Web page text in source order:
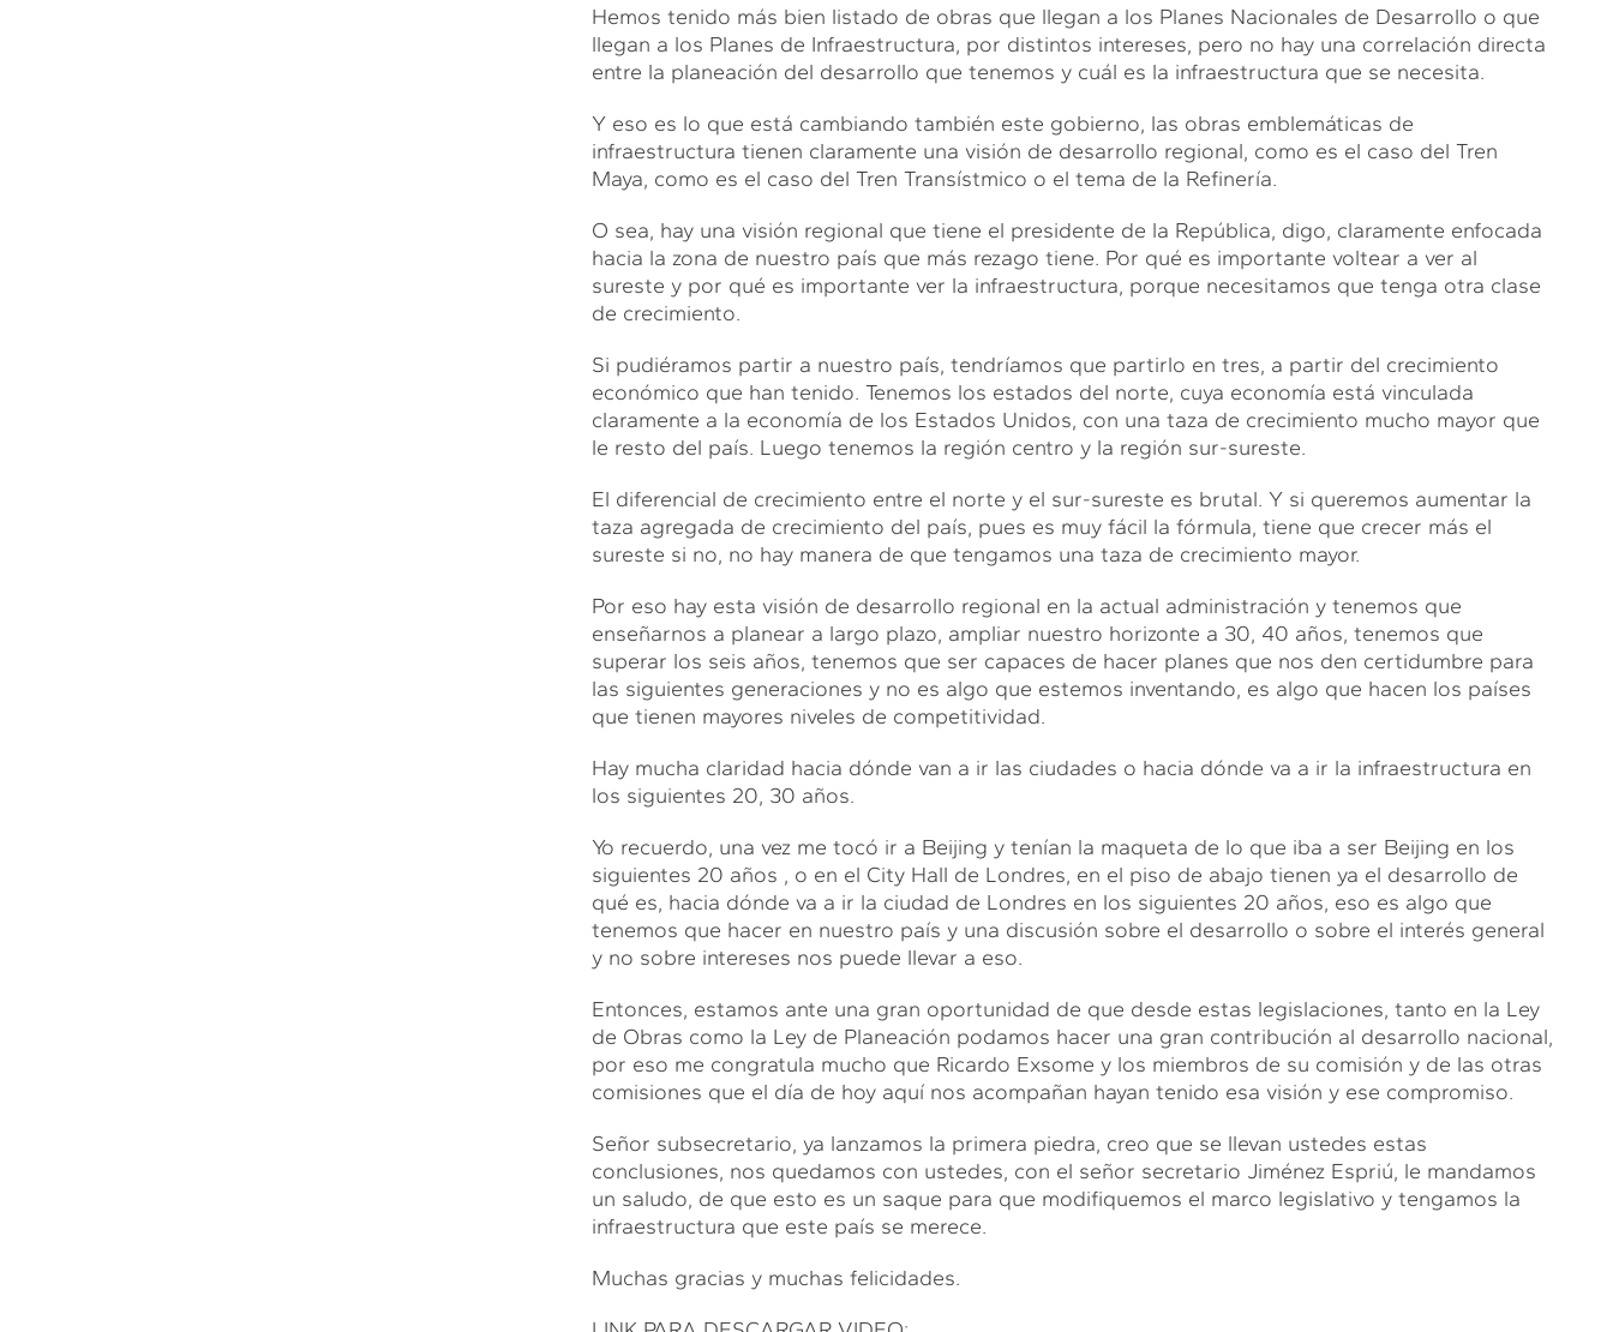
Hemos tenido más bien listado de obras que llegan a los Planes Nacionales de Desarrollo o que
llegan a los Planes de Infraestructura, por distintos intereses, pero no hay una correlación directa
entre la planeación del desarrollo que tenemos y cuál es la infraestructura que se necesita.
Y eso es lo que está cambiando también este gobierno, las obras emblemáticas de
infraestructura tienen claramente una visión de desarrollo regional, como es el caso del Tren
Maya, como es el caso del Tren Transístmico o el tema de la Refinería.
O sea, hay una visión regional que tiene el presidente de la República, digo, claramente enfocada
hacia la zona de nuestro país que más rezago tiene. Por qué es importante voltear a ver al
sureste y por qué es importante ver la infraestructura, porque necesitamos que tenga otra clase
de crecimiento.
Si pudiéramos partir a nuestro país, tendríamos que partirlo en tres, a partir del crecimiento
económico que han tenido. Tenemos los estados del norte, cuya economía está vinculada
claramente a la economía de los Estados Unidos, con una taza de crecimiento mucho mayor que
le resto del país. Luego tenemos la región centro y la región sur-sureste.
El diferencial de crecimiento entre el norte y el sur-sureste es brutal. Y si queremos aumentar la
taza agregada de crecimiento del país, pues es muy fácil la fórmula, tiene que crecer más el
sureste si no, no hay manera de que tengamos una taza de crecimiento mayor.
Por eso hay esta visión de desarrollo regional en la actual administración y tenemos que
enseñarnos a planear a largo plazo, ampliar nuestro horizonte a 30, 40 años, tenemos que
superar los seis años, tenemos que ser capaces de hacer planes que nos den certidumbre para
las siguientes generaciones y no es algo que estemos inventando, es algo que hacen los países
que tienen mayores niveles de competitividad.
Hay mucha claridad hacia dónde van a ir las ciudades o hacia dónde va a ir la infraestructura en
los siguientes 20, 30 años.
Yo recuerdo, una vez me tocó ir a Beijing y tenían la maqueta de lo que iba a ser Beijing en los
siguientes 20 años , o en el City Hall de Londres, en el piso de abajo tienen ya el desarrollo de
qué es, hacia dónde va a ir la ciudad de Londres en los siguientes 20 años, eso es algo que
tenemos que hacer en nuestro país y una discusión sobre el desarrollo o sobre el interés general
y no sobre intereses nos puede llevar a eso.
Entonces, estamos ante una gran oportunidad de que desde estas legislaciones, tanto en la Ley
de Obras como la Ley de Planeación podamos hacer una gran contribución al desarrollo nacional,
por eso me congratula mucho que Ricardo Exsome y los miembros de su comisión y de las otras
comisiones que el día de hoy aquí nos acompañan hayan tenido esa visión y ese compromiso.
Señor subsecretario, ya lanzamos la primera piedra, creo que se llevan ustedes estas
conclusiones, nos quedamos con ustedes, con el señor secretario Jiménez Espriú, le mandamos
un saludo, de que esto es un saque para que modifiquemos el marco legislativo y tengamos la
infraestructura que este país se merece.
Muchas gracias y muchas felicidades.